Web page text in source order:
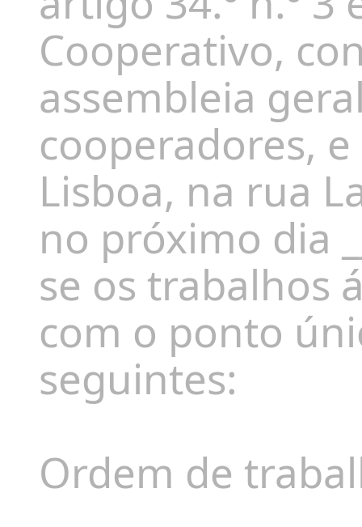
Cooperativo,
assembleia
cooperadores,
Lisboa, na rua
no próximo dia
se os trabalhos
com o ponto
seguintes:
Ordem de